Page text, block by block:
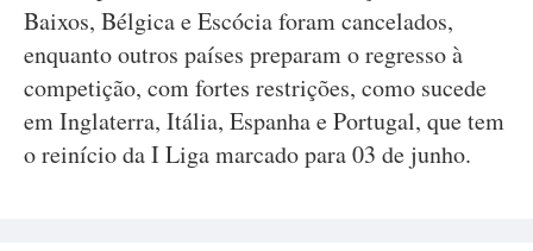
Baixos, Bélgica e Escócia foram cancelados,
enquanto outros países preparam o regresso à
competição, com fortes restrições, como sucede
em Inglaterra, Itália, Espanha e Portugal, que tem
o reinício da I Liga marcado para 03 de junho.